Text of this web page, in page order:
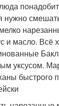
нужно
и масло. Всё